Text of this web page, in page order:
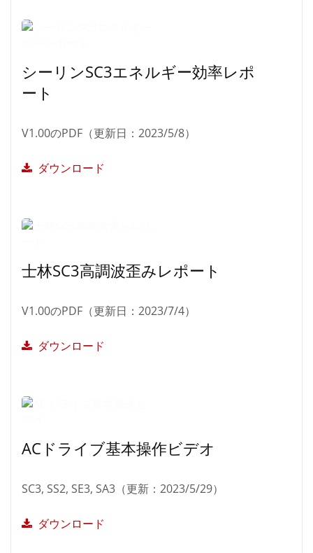
シーリンSC3エネルギー効率レポ
ート
V1.00のPDF（更新日：2023/5/8）
ダウンロード
士林SC3高調波歪みレポート
V1.00のPDF（更新日：2023/7/4）
ダウンロード
ACドライブ基本操作ビデオ
SC3, SS2, SE3, SA3（更新：2023/5/29）
ダウンロード